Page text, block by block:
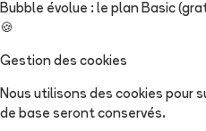
Bubble évolue : le plan Basic
🍪
Gestion des cookies
Nous utilisons des cookies pour
de base seront conservés.